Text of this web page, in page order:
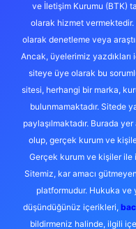
ve İletişim Kurumu (BTK)
olarak hizmet
olarak denetleme veya
Ancak, üyelerimiz
siteye üye olarak bu
sitesi, herhangi bir marka,
bulunmamaktadır. Sitede
paylaşılmaktadır. Burada
olup, gerçek kurum ve
Gerçek kurum ve kişiler ile
Sitemiz, kar amacı
platformudur. Hukuka ve
düşündüğünüz içerikleri,
bildirmeniz halinde, ilgili